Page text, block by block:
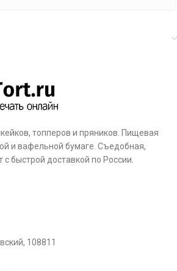
топперов и пряников. Пищевая
и вафельной бумаге. Съедобная,
с быстрой доставкой по России.
108811